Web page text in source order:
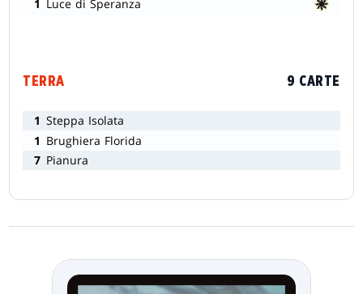
1 Luce di Speranza
TERRA 9 CARTE
1 Steppa Isolata
1 Brughiera Florida
7 Pianura